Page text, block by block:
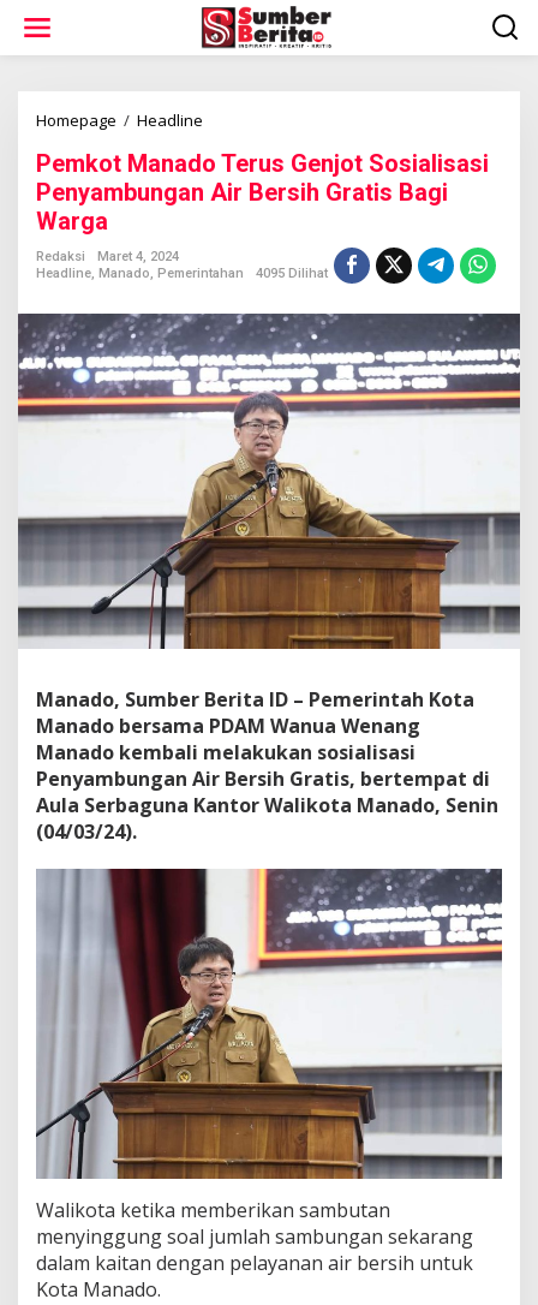
w
Homepage / Headline
m
o
a
a
d
o
T
e
s
G
e
n
j
o
t
S
a
i
s
a
s
a
m
b
u
n
g
a
n
A
r
B
e
r
s
i
Pemkot Manado Terus Genjot Sosialisasi
Penyambungan Air Bersih Gratis Bagi
Warga
Redaksi
Maret 4, 2024
Headline, Manado, Pemerintahan 4095 Dilihat
Manado, Sumber Berita ID – Pemerintah Kota
Manado bersama PDAM Wanua Wenang
Manado kembali melakukan sosialisasi
Penyambungan Air Bersih Gratis, bertempat di
Aula Serbaguna Kantor Walikota Manado, Senin
(04/03/24).
Walikota ketika memberikan sambutan
menyinggung soal jumlah sambungan sekarang
dalam kaitan dengan pelayanan air bersih untuk
Kota Manado.